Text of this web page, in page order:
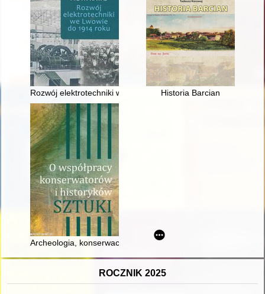
Rozwój elektrotechniki we Lwowie do 1914 roku
Historia Barcian
Archeologia, konserwacja zabytków, historia sztuki i
ROCZNIK 2025